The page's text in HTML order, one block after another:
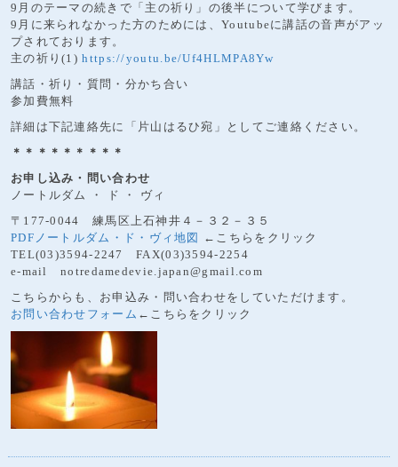
9月のテーマの続きで「主の祈り」の後半について学びます。
9月に来られなかった方のためには、Youtubeに講話の音声がアッ
プされております。
主の祈り(1)https://youtu.be/Uf4HLMPA8Yw
講話・祈り・質問・分かち合い
参加費無料
詳細は下記連絡先に「片山はるひ宛」としてご連絡ください。
＊＊＊＊＊＊＊＊＊
お申し込み・問い合わせ
ノートルダム ・ ド ・ ヴィ
〒177-0044 練馬区上石神井４－３２－３５
PDFノートルダム・ド・ヴィ地図
←こちらをクリック
TEL(03)3594-2247 FAX(03)3594-2254
e-mail notredamedevie.japan@gmail.com
こちらからも、お申込み・問い合わせをしていただけます。
お問い合わせフォーム ←こちらをクリック